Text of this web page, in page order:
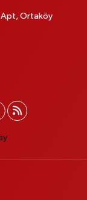
Apt, Ortaköy